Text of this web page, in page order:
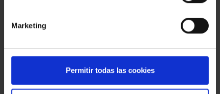
Marketing
Permitir todas las cookies
mail